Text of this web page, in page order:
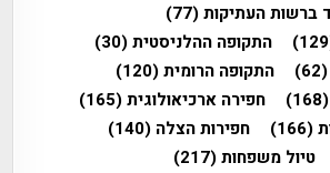
ברשות העתיקות(77)
התקופה ההלניסטית(30)
(62) התקופה הרומית(120)
(168) חפירה ארכיאולוגית(165)
(166) חפירות הצלה (140)
טיול משפחות(217)